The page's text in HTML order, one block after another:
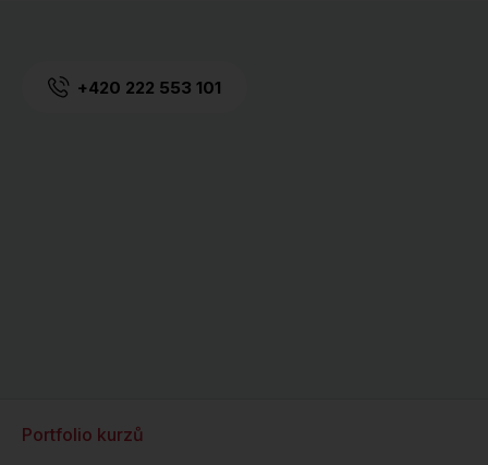
+420 222 553 101
Portfolio kurzů